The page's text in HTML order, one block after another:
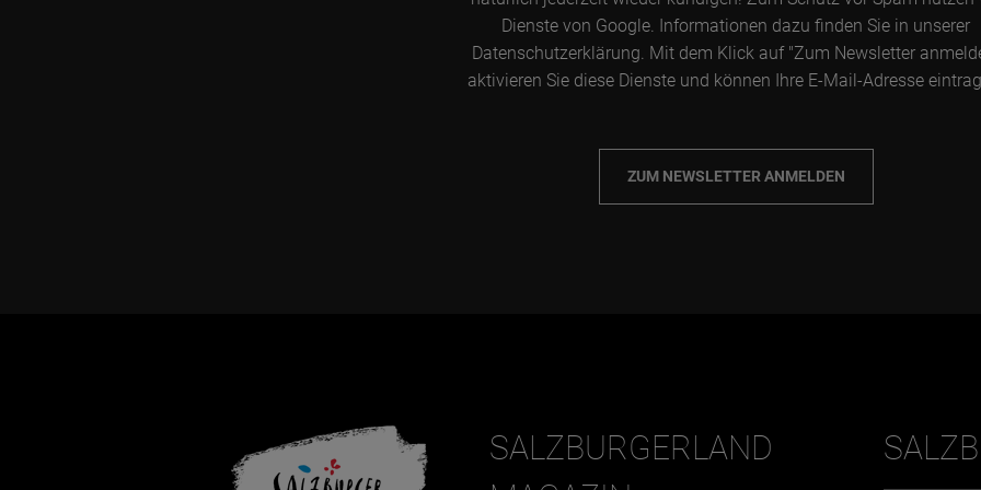
Dienste von Google. Informationen dazu finden Sie in unserer
Datenschutzerklärung. Mit dem Klick auf "Zum Newsletter
aktivieren Sie diese Dienste und können Ihre E-Mail-Adresse
ZUM NEWSLETTER ANMELDEN
SALZBURGERLAND